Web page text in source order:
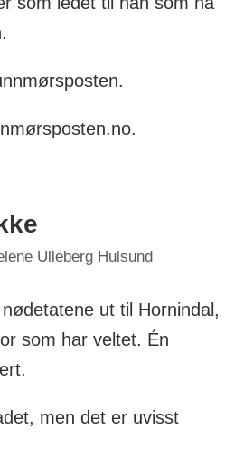
Ulleberg Hulsund
ut til Hornindal,
som har veltet. Én
men det er uvisst